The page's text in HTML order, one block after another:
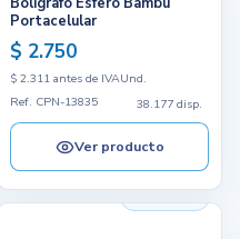
Portacelular
$ 2.750
$ 2.311 antes de IVAUnd.
Ref. CPN-13835
38.177 disp.
Ver producto